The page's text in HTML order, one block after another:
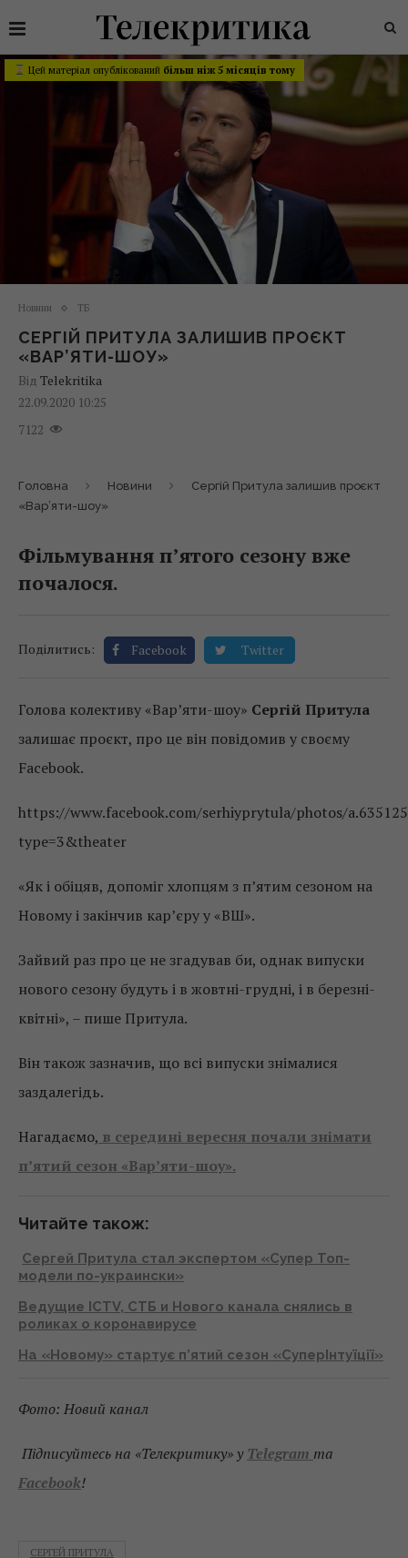
Цей матеріал опублікований більш ніж 5 місяців тому
Новини ТБ
СЕРГІЙ ПРИТУЛА ЗАЛИШИВ ПРОЄКТ
«ВАР’ЯТИ-ШОУ»
Від Telekritika
22.09.2020 10:25
7122
Головна Новини
Сергій Притула залишив проєкт
«Вар’яти-шоу»
Фільмування п’ятого сезону вже
почалося.
Поділитись: Facebook Twitter
Голова колективу «Вар’яти-шоу» Сергій Притула
залишає проєкт, про це він повідомив у своєму
Facebook.
https://www.facebook.com/serhiyprytula/photos/
type=3&theater
«Як і обіцяв, допоміг хлопцям з п’ятим сезоном на
Новому і закінчив кар’єру у «ВШ».
Зайвий раз про це не згадував би, однак випуски
нового сезону будуть і в жовтні-грудні, і в березні-
квітні», – пише Притула.
Він також зазначив, що всі випуски знімалися
заздалегідь.
Нагадаємо, в середині вересня почали знімати
п’ятий сезон «Вар’яти-шоу».
Читайте також:
Сергей Притула стал экспертом «Супер Топ-
модели по-украински»
Ведущие ICTV, СТБ и Нового канала снялись в
роликах о коронавирусе
На «Новому» стартує п’ятий сезон «СуперІнтуїції»
Фото: Новий канал
Підписуйтесь на «Телекритику» у Telegram та
Facebook!
СЕРГЕЙ ПРИТУЛА